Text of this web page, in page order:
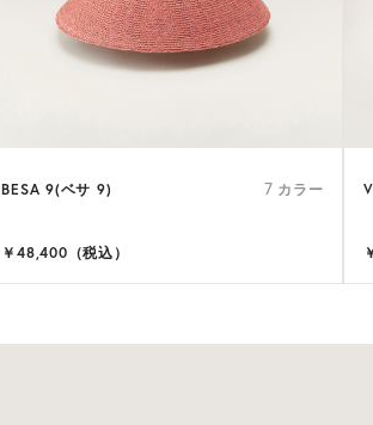
BESA 9(ベサ 9) 7 カラー
￥48,400（税込）